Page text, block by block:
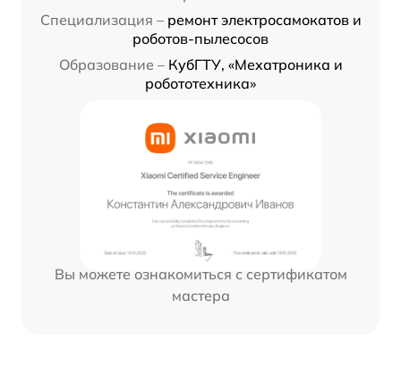
Специализация – ремонт электросамокатов и
роботов-пылесосов
Образование – КубГТУ, «Мехатроника и
робототехника»
Вы можете ознакомиться с сертификатом
мастера